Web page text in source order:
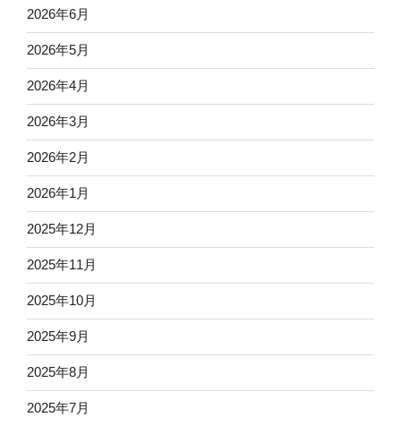
2026年6月
2026年5月
2026年4月
2026年3月
2026年2月
2026年1月
2025年12月
2025年11月
2025年10月
2025年9月
2025年8月
2025年7月